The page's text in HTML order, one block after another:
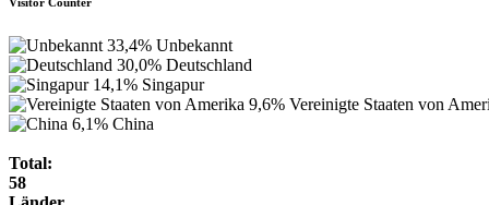
33,4% Unbekannt
30,0% Deutschland
14,1% Singapur
9,6% Vereinigte Staaten von
6,1% China
Total:
58